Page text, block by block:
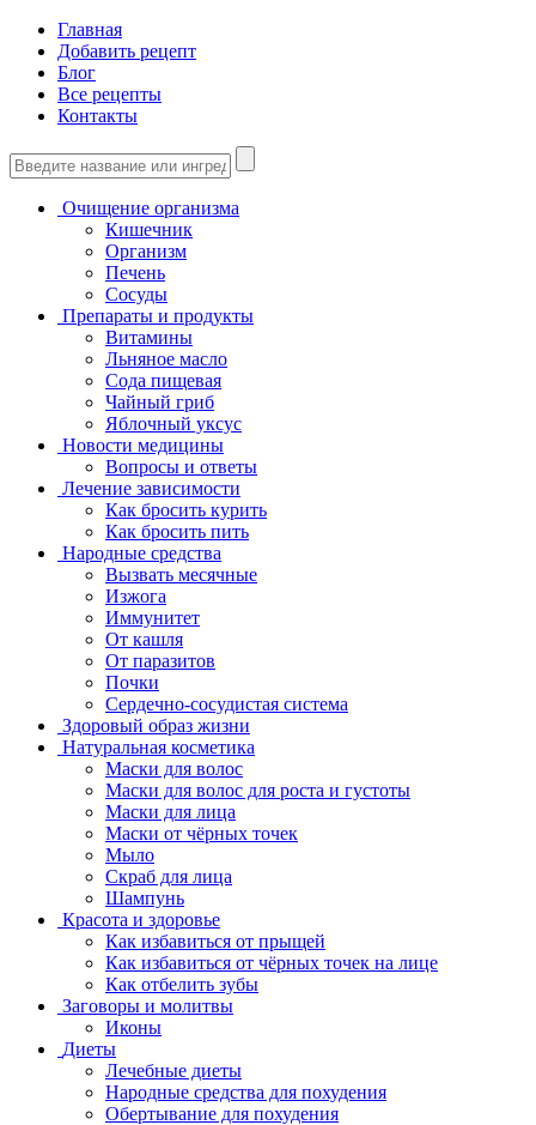
Главная
Добавить рецепт
Блог
Все рецепты
Контакты
Очищение организма
Кишечник
Организм
Печень
Сосуды
Препараты и продукты
Витамины
Льняное масло
Сода пищевая
Чайный гриб
Яблочный уксус
Новости медицины
Вопросы и ответы
Лечение зависимости
Как бросить курить
Как бросить пить
Народные средства
Вызвать месячные
Изжога
Иммунитет
От кашля
От паразитов
Почки
Сердечно-сосудистая система
Здоровый образ жизни
Натуральная косметика
Маски для волос
Маски для волос для роста и густоты
Маски для лица
Маски от чёрных точек
Мыло
Скраб для лица
Шампунь
Красота и здоровье
Как избавиться от прыщей
Как избавиться от чёрных точек на лице
Как отбелить зубы
Заговоры и молитвы
Иконы
Диеты
Лечебные диеты
Народные средства для похудения
Обертывание для похудения